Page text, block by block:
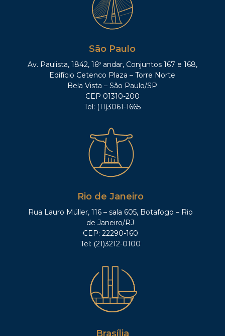
São Paulo
Av. Paulista, 1842, 16º andar, Conjuntos 167 e 168,
Edifício Cetenco Plaza – Torre Norte
Bela Vista – São Paulo/SP
CEP 01310-200
Tel: (11)3061-1665
Rio de Janeiro
Rua Lauro Müller, 116 – sala 605, Botafogo – Rio
de Janeiro/RJ
CEP: 22290-160
Tel: (21)3212-0100
Brasília